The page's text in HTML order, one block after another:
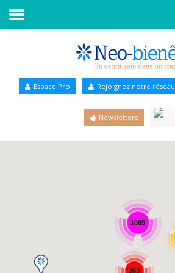
Annuaire Bien-être
Espace Pro Rejoignez notre réseau
Newsletters
1085
263